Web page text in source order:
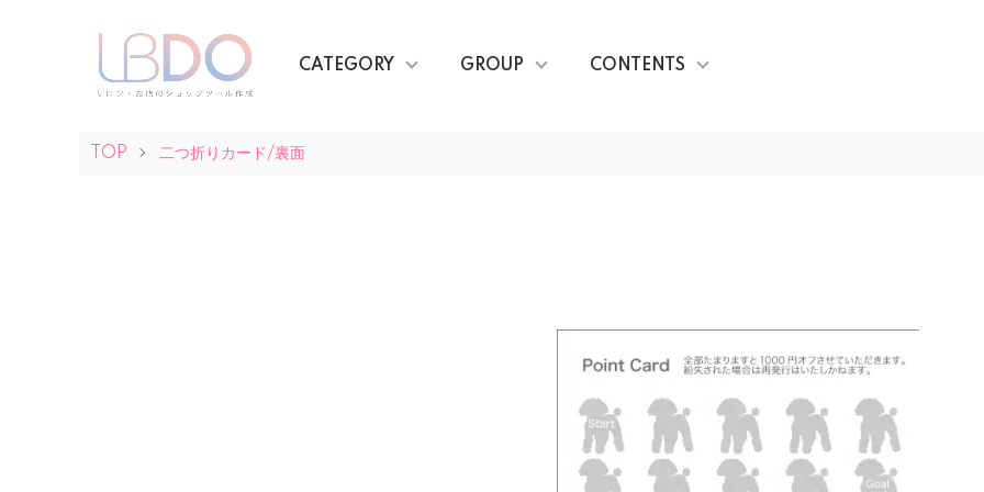
CATEGORY GROUP CONTENTS
TOP 二つ折りカード/裏面